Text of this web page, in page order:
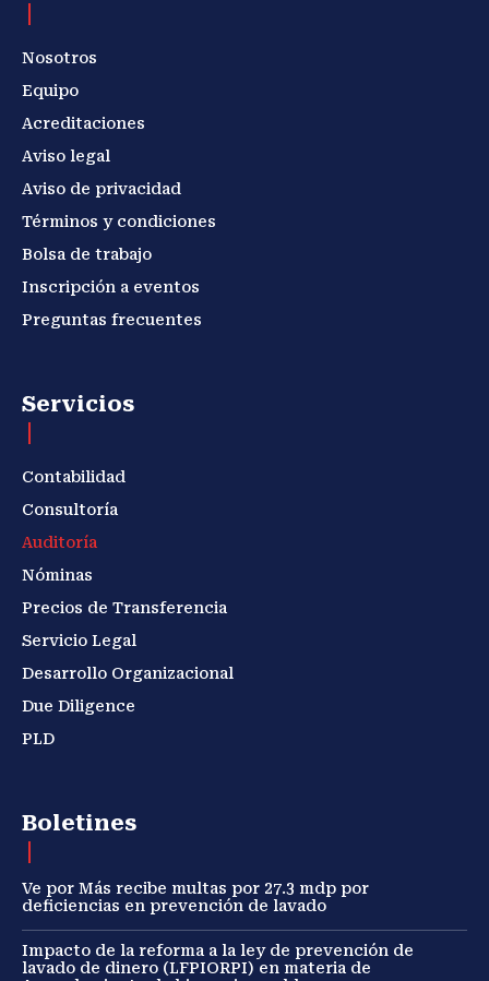
Nosotros
Equipo
Acreditaciones
Aviso legal
Aviso de privacidad
Términos y condiciones
Bolsa de trabajo
Inscripción a eventos
Preguntas frecuentes
Servicios
Contabilidad
Consultoría
Auditoría
Nóminas
Precios de Transferencia
Servicio Legal
Desarrollo Organizacional
Due Diligence
PLD
Boletines
Ve por Más recibe multas por 27.3 mdp por
deficiencias en prevención de lavado
Impacto de la reforma a la ley de prevención de
lavado de dinero (LFPIORPI) en materia de